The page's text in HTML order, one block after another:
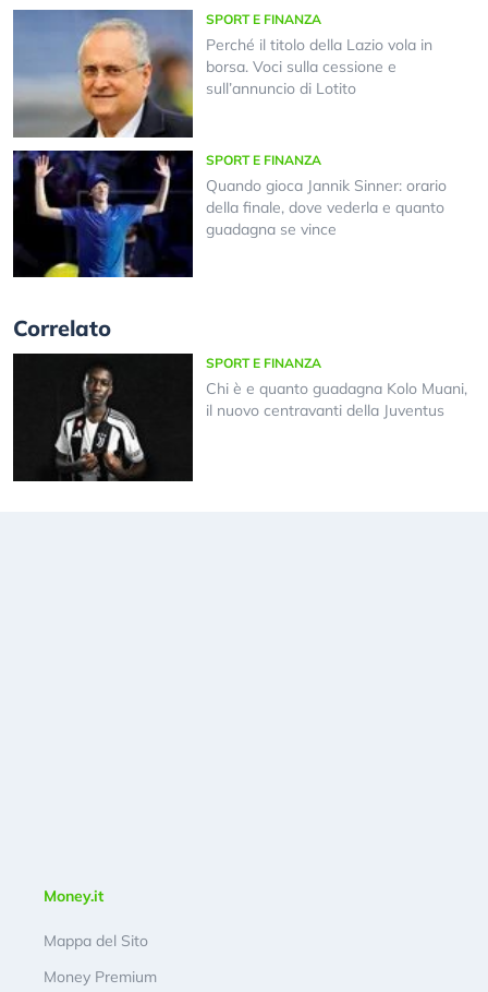
SPORT E FINANZA
Perché il titolo della Lazio vola in
borsa. Voci sulla cessione e
sull’annuncio di Lotito
SPORT E FINANZA
Quando gioca Jannik Sinner: orario
della finale, dove vederla e quanto
guadagna se vince
Correlato
SPORT E FINANZA
Chi è e quanto guadagna Kolo Muani,
il nuovo centravanti della Juventus
Money.it
Mappa del Sito
Money Premium